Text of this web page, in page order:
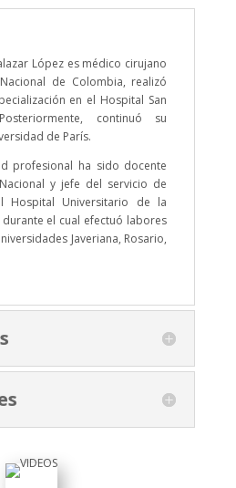
López es médico cirujano
de Colombia, realizó
en el Hospital San
continuó su
de París.
profesional ha sido docente
y jefe del servicio de
Hospital Universitario de la
el cual efectuó labores
Javeriana, Rosario,